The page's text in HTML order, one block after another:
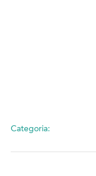
Categoria: